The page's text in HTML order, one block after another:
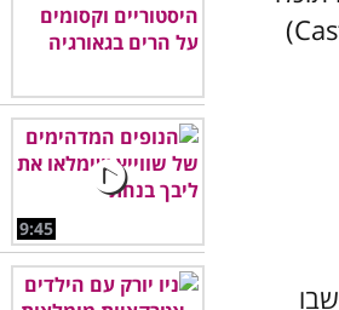
לראות את הספרייה הלאומית של קסטיליה-לה-מאנצ'ה (Castilla-La Mancha)
9:45